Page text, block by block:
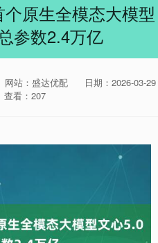
原生全模态大模型
参数2.4万亿
网站：盛达优配
日期：2026-03-29
查看：207